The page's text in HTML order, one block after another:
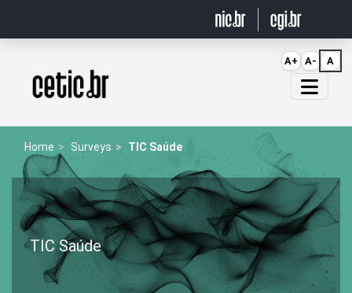
Página inicial
Home Surveys TIC Saúde
TIC Saúde
A+ A- A